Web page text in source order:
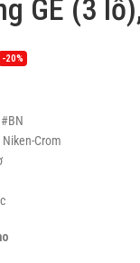
GE (3
-20%
Crom